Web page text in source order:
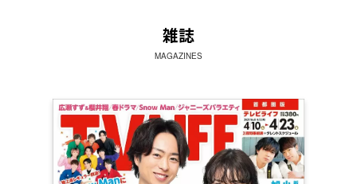
雑誌
MAGAZINES